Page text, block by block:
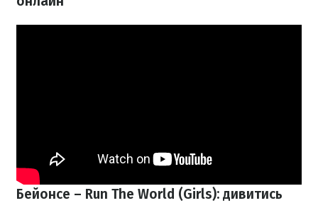
Бейонсе – Run The World (Girls): дивитись